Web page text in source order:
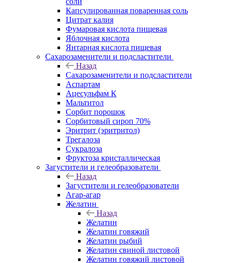
Капсулированная поваренная соль
Цитрат калия
Фумаровая кислота пищевая
Яблочная кислота
Янтарная кислота пищевая
Сахарозаменители и подсластители
Назад
Сахарозаменители и подсластители
Аспартам
Ацесульфам К
Мальтитол
Сорбит порошок
Сорбитовый сироп 70%
Эритрит (эритритол)
Трегалоза
Сукралоза
Фруктоза кристаллическая
Загустители и гелеобразователи
Назад
Загустители и гелеобразователи
Агар-агар
Желатин
Назад
Желатин
Желатин говяжий
Желатин рыбий
Желатин свиной листовой
Желатин говяжий листовой